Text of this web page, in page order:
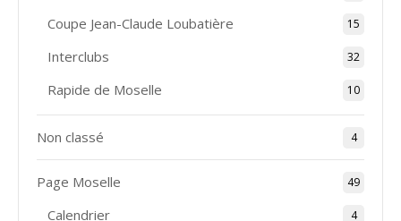
Coupe Jean-Claude Loubatière 15
Interclubs 32
Rapide de Moselle 10
Non classé 4
Page Moselle 49
Calendrier 4